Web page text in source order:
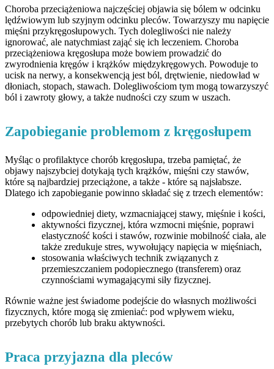
Choroba przeciążeniowa najczęściej objawia się bólem w odcinku
lędźwiowym lub szyjnym odcinku pleców. Towarzyszy mu napięcie
mięśni przykręgosłupowych. Tych dolegliwości nie należy
ignorować, ale natychmiast zająć się ich leczeniem. Choroba
przeciążeniowa kręgosłupa może bowiem prowadzić do
zwyrodnienia kręgów i krążków międzykręgowych. Powoduje to
ucisk na nerwy, a konsekwencją jest ból, drętwienie, niedowład w
dłoniach, stopach, stawach. Dolegliwościom tym mogą towarzyszyć
ból i zawroty głowy, a także nudności czy szum w uszach.
Zapobieganie problemom z kręgosłupem
Myśląc o profilaktyce chorób kręgosłupa, trzeba pamiętać, że
objawy najszybciej dotykają tych krążków, mięśni czy stawów,
które są najbardziej przeciążone, a także - które są najsłabsze.
Dlatego ich zapobieganie powinno składać się z trzech elementów:
odpowiedniej diety, wzmacniającej stawy, mięśnie i kości,
aktywności fizycznej, która wzmocni mięśnie, poprawi
elastyczność kości i stawów, rozwinie mobilność ciała, ale
także zredukuje stres, wywołujący napięcia w mięśniach,
stosowania właściwych technik związanych z
przemieszczaniem podopiecznego (transferem) oraz
czynnościami wymagającymi siły fizycznej.
Równie ważne jest świadome podejście do własnych możliwości
fizycznych, które mogą się zmieniać: pod wpływem wieku,
przebytych chorób lub braku aktywności.
Praca przyjazna dla pleców